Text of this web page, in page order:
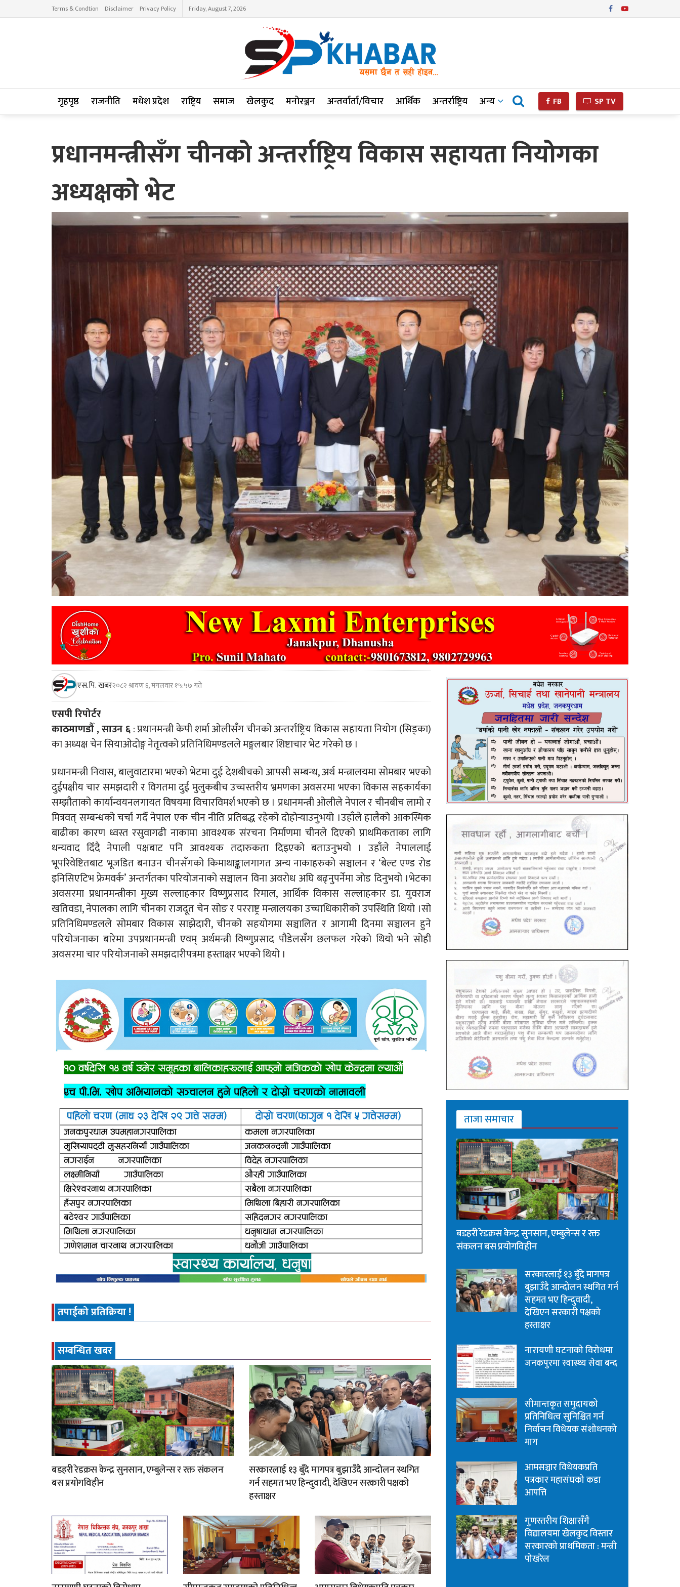
Terms & Condtion Disclaimer Privacy Policy Friday, August 7, 2026
गृहपृष्ठ राजनीति मधेश प्रदेश राष्ट्रिय समाज खेलकुद मनोरञ्जन अन्तर्वार्ता/विचार आर्थिक अन्तर्राष्ट्रिय अन्य FB SP TV
प्रधानमन्त्रीसँग चीनको अन्तर्राष्ट्रिय विकास सहायता नियोगका
अध्यक्षको भेट
एस.पि. खबर२०८२ श्रावण ६, मंगलवार १५:५७ गते
एसपी रिपोर्टर
काठमाणडौँ , साउन ६: प्रधानमन्त्री केपी शर्मा ओलीसँग चीनको अन्तर्राष्ट्रिय विकास सहायता नियोग (सिड्का)
का अध्यक्ष चेन सियाओदोङ्ग नेतृत्वको प्रतिनिधिमण्डलले मङ्गलबार शिष्टाचार भेट गरेको छ ।
प्रधानमन्त्री निवास, बालुवाटारमा भएको भेटमा दुई देशबीचको आपसी सम्बन्ध, अर्थ मन्त्रालयमा सोमबार भएको
दुईपक्षीय चार समझदारी र विगतमा दुई मुलुकबीच उच्चस्तरीय भ्रमणका अवसरमा भएका विकास सहकार्यका
सम्झौताको कार्यान्वयनलगायत विषयमा विचारविमर्श भएको छ । प्रधानमन्त्री ओलीले नेपाल र चीनबीच लामो र
मित्रवत् सम्बन्धको चर्चा गर्दै नेपाल एक चीन नीति प्रतिबद्ध रहेको दोहोर्‍याउनुभयो ।उहाँले हालैको आकस्मिक
बाढीका कारण ध्वस्त रसुवागढी नाकामा आवश्यक संरचना निर्माणमा चीनले दिएको प्राथमिकताका लागि
धन्यवाद दिँदै नेपाली पक्षबाट पनि आवश्यक तदारुकता दिइएको बताउनुभयो । उहाँले नेपाललाई
भूपरिवेष्टितबाट भूजडित बनाउन चीनसँगको किमाथाङ्कालगागत अन्य नाकाहरुको सञ्चालन र ‘बेल्ट एण्ड रोड
इनिसिएटिभ फ्रेमवर्क’ अन्तर्गतका परियोजनाको सञ्चालन विना अवरोध अघि बढ्नुपर्नेमा जोड दिनुभयो ।भेटका
अवसरमा प्रधानमन्त्रीका मुख्य सल्लाहकार विष्णुुप्रसाद रिमाल, आर्थिक विकास सल्लाहकार डा. युवराज
खतिवडा, नेपालका लागि चीनका राजदूत चेन सोङ र परराष्ट्र मन्त्रालयका उच्चाधिकारीको उपस्थिति थियो ।सो
प्रतिनिधिमण्डलले सोमबार विकास साझेदारी, चीनको सहयोगमा सञ्चालित र आगामी दिनमा सञ्चालन हुने
परियोजनाका बारेमा उपप्रधानमन्त्री एवम् अर्थमन्त्री विष्णुप्रसाद पौडेलसँग छलफल गरेको थियो भने सोही
अवसरमा चार परियोजनाको समझदारीपत्रमा हस्ताक्षर भएको थियो ।
तपाईको प्रतिक्रिया !
सम्बन्धित खबर
बडहरी रेडक्रस केन्द्र सुनसान, एम्बुलेन्स र रक्त संकलन
बस प्रयोगविहीन
सरकारलाई १३ बुँदे मागपत्र बुझाउँदै आन्दोलन स्थगित
गर्न सहमत भए हिन्दुवादी, देखिएन सरकारी पक्षको
हस्ताक्षर
ताजा समाचार
बडहरी रेडक्रस केन्द्र सुनसान, एम्बुलेन्स र रक्त
संकलन बस प्रयोगविहीन
सरकारलाई १३ बुँदे मागपत्र
बुझाउँदै आन्दोलन स्थगित गर्न
सहमत भए हिन्दुवादी,
देखिएन सरकारी पक्षको
हस्ताक्षर
नारायणी घटनाको विरोधमा
जनकपुरमा स्वास्थ्य सेवा बन्द
सीमान्तकृत समुदायको
प्रतिनिधित्व सुनिश्चित गर्न
निर्वाचन विधेयक संशोधनको
माग
आमसञ्चार विधेयकप्रति
पत्रकार महासंघको कडा
आपत्ति
गुणस्तरीय शिक्षासँगै
विद्यालयमा खेलकुद विस्तार
सरकारको प्राथमिकता : मन्त्री
पोखरेल